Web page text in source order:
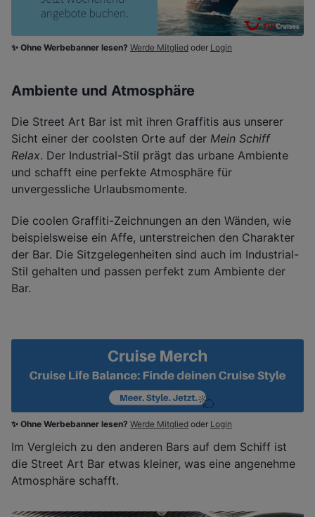
✨ Ohne Werbebanner lesen? Werde Mitglied oder Login
Ambiente und Atmosphäre
Die Street Art Bar ist mit ihren Graffitis aus unserer
Sicht einer der coolsten Orte auf der Mein Schiff
Relax. Der Industrial-Stil prägt das urbane Ambiente
und schafft eine perfekte Atmosphäre für
unvergessliche Urlaubsmomente.
Die coolen Graffiti-Zeichnungen an den Wänden, wie
beispielsweise ein Affe, unterstreichen den Charakter
der Bar. Die Sitzgelegenheiten sind auch im Industrial-
Stil gehalten und passen perfekt zum Ambiente der
Bar.
✨ Ohne Werbebanner lesen? Werde Mitglied oder Login
Im Vergleich zu den anderen Bars auf dem Schiff ist
die Street Art Bar etwas kleiner, was eine angenehme
Atmosphäre schafft.